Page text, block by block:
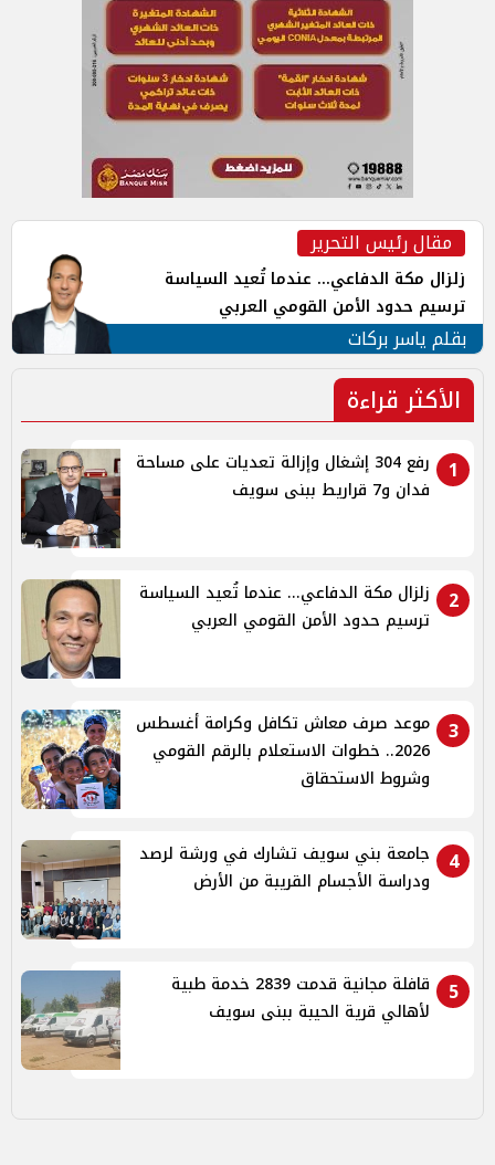
مقال رئيس التحرير
زلزال مكة الدفاعي... عندما تُعيد السياسة
ترسيم حدود الأمن القومي العربي
بقلم ياسر بركات
الأكثر قراءة
1
رفع 304 إشغال وإزالة تعديات على مساحة
فدان و7 قراريط ببنى سويف
2
زلزال مكة الدفاعي... عندما تُعيد السياسة
ترسيم حدود الأمن القومي العربي
3
موعد صرف معاش تكافل وكرامة أغسطس
2026.. خطوات الاستعلام بالرقم القومي
وشروط الاستحقاق
4
جامعة بني سويف تشارك في ورشة لرصد
ودراسة الأجسام القريبة من الأرض
5
قافلة مجانية قدمت 2839 خدمة طبية
لأهالي قرية الحيبة ببنى سويف